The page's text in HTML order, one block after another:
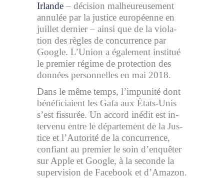
Ir­lande – dé­ci­sion mal­heu­reu­se­ment
an­nu­lée par la jus­tice eu­ro­péenne en
juillet der­nier – ainsi que de la vio­la­
tion des règles de concur­rence par
Google. L’Union a éga­le­ment institué
le pre­mier ré­gime de pro­tec­tion des
don­nées per­son­nelles en mai 2018.
Dans le même temps, l’im­pu­nité dont
bé­né­fi­ciaient les Gafa aux États-Unis
s’est fis­su­rée. Un ac­cord in­édit est in­
ter­venu entre le dé­par­te­ment de la Jus­
tice et l’Auto­rité de la concur­rence,
confiant au pre­mier le soin d’en­quê­ter
sur Apple et Google, à la se­conde la
su­per­vi­sion de Fa­ce­book et d’Ama­zon.